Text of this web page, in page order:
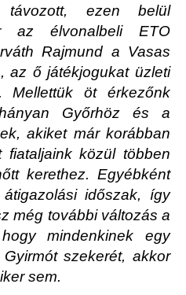
távozott, ezen belül
az élvonalbeli ETO
Rajmund a Vasas
az ő játékjogukat üzleti
Mellettük öt érkezőnk
Győrhöz és a
akiket már korábban
fiataljaink közül többen
kerethez. Egyébként
időszak, így
még további változás a
mindenkinek egy
szekerét, akkor
sem.